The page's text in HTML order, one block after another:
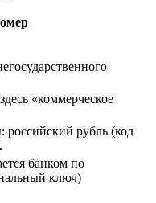
счёт можно по
можно определить
выглядит как
банком каждой компании.
и состоит из